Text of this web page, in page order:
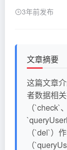
3年前发布
文章摘要
这篇文章
者数据相
（`check`
（`del`）
（